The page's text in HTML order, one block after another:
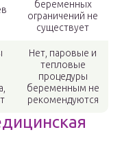
беременных
ограничений не
существует
Нет, паровые и
тепловые
процедуры
беременным не
рекомендуются